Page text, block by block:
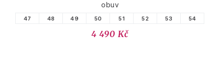
obuv
47 48 49 50 51 52 53 54
4 490 Kč